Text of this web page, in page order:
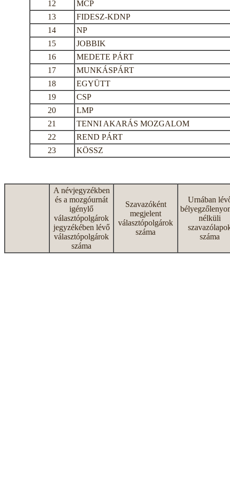
12
MCP
13
FIDESZ-KDNP
14
NP
15
JOBBIK
16
MEDETE PÁRT
17
MUNKÁSPÁRT
18
EGYÜTT
19
CSP
20
LMP
21
TENNI AKARÁS MOZGALOM
22
REND PÁRT
23
KÖSSZ
A névjegyzékben
és a mozgóurnát
igénylő
választópolgárok
jegyzékében lévő
választópolgárok
száma
Szavazóként
megjelent
választópolgárok
száma
Urnában
nélküli
száma